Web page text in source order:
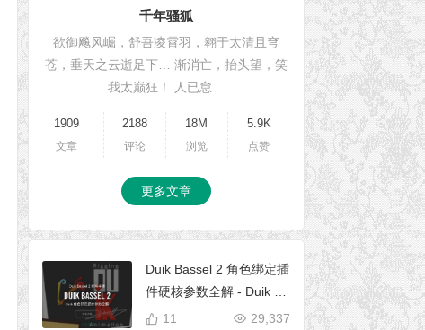
千年骚狐
欲御飚风崛，舒吾凌霄羽，翱于太清且穹
苍，垂天之云逝足下… 渐消亡，抬头望，笑
我太巅狂！ 人已怠…
1909
文章
2188
评论
18M
浏览
5.9K
点赞
更多文章
Duik Bassel 2 角色绑定插
件硬核参数全解 - Duik 16
完全使用手册
29,337
11